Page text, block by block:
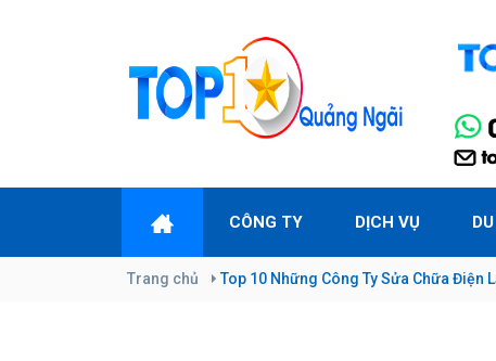
CÔNG TY DỊCH VỤ
Trang chủ Top 10 Những Công Ty Sửa Chữa Điện